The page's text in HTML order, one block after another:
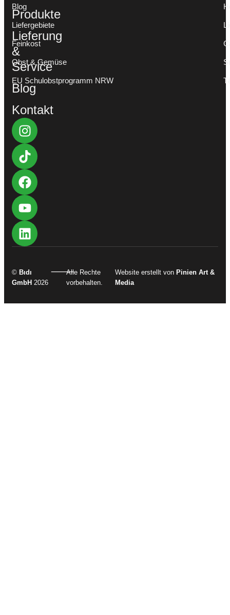
Produkte
Lieferung
&
Service
Blog
Kontakt
Blog
Liefergebiete
Feinkost
Obst & Gemüse
EU Schulobstprogramm NRW
© Bıdı
GmbH 2026
⸻Alle Rechte
vorbehalten.
Website erstellt von Pinien Art &
Media